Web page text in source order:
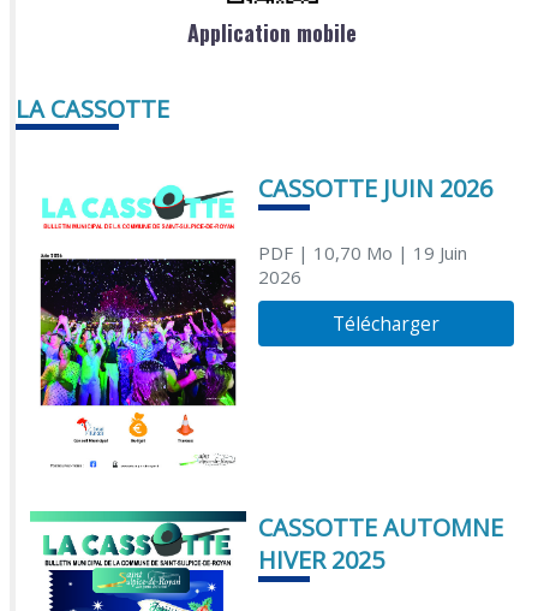
Application mobile
LA CASSOTTE
CASSOTTE JUIN 2026
PDF| 10,70 Mo | 19 Juin
2026
Télécharger
CASSOTTE AUTOMNE
HIVER 2025